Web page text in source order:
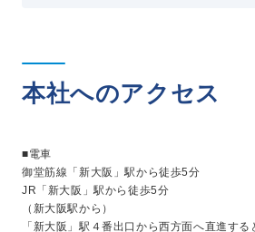
本社へのアクセス
■電車
御堂筋線「新大阪」駅から徒歩5分
JR「新大阪」駅から徒歩5分
（新大阪駅から）
「新大阪」駅４番出口から西方面へ直進す